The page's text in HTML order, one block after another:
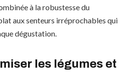
à la robustesse du
aux senteurs irréprochables qui
dégustation.
les légumes et